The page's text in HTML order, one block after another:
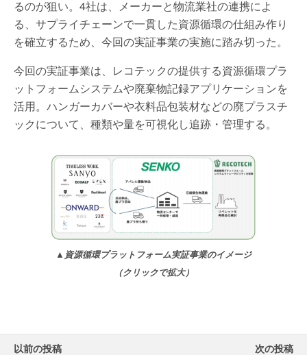
るのが狙い。4社は、メーカーと物流業社の連携によ
る、サプライチェーンで一貫した資源循環の仕組み作り
を確立するため、今回の実証事業の実施に踏み切った。
今回の実証事業は、レコテックの提供する資源循環プラ
ットフォームシステムや廃棄物記録アプリケーションを
活用。ハンガーカバーや衣料品包装材などの廃プラスチ
ックについて、種類や量を可視化し追跡・管理する。
▲資源循環プラットフォーム実証事業のイメージ
（クリックで拡大）
以前の投稿 次の投稿